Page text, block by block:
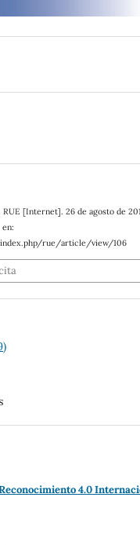
RUE [Internet]. 26 de agosto de
rue/article/view/106
4.0